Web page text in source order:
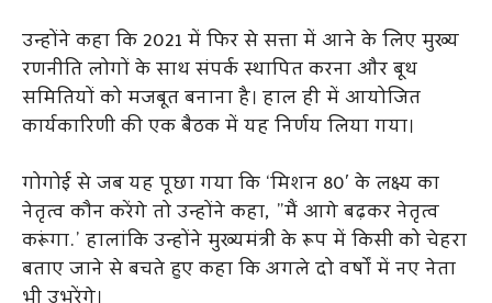
उन्होंने कहा कि 2021 में फिर से सत्ता में आने के लिए मुख्य
रणनीति लोगों के साथ संपर्क स्थापित करना और बूथ
समितियों को मजबूत बनाना है। हाल ही में आयोजित
कार्यकारिणी की एक बैठक में यह निर्णय लिया गया।
गोगोई से जब यह पूछा गया कि ‘मिशन 80′ के लक्ष्य का
नेतृत्व कौन करेंगे तो उन्होंने कहा, ”मैं आगे बढ़कर नेतृत्व
करूंगा.’ हालांकि उन्होंने मुख्यमंत्री के रूप में किसी को चेहरा
बताए जाने से बचते हुए कहा कि अगले दो वर्षों में नए नेता